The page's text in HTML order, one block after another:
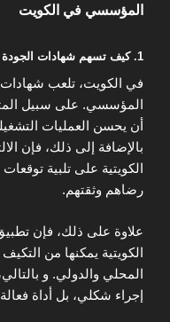
المؤسسي في الكويت
1. كيف تسهم شهادات الجودة في تحسين الأداء المؤسسي؟
في الكويت، تلعب شهادات
أن يحسن العمليات
بالإضافة إلى ذلك، فإن
الكويتية على تلبية
رضاهم وثقتهم.
علاوة على ذلك، فإن
الكويتية يمكنها من
المحلي والدولي. و
إجراء شكلي، بل أداة